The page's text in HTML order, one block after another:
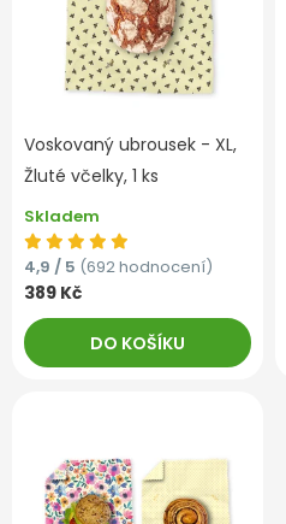
Voskovaný ubrousek - XL,
Žluté včelky, 1 ks
Skladem
4,9 / 5 (692 hodnocení)
389 Kč
DO KOŠÍKU